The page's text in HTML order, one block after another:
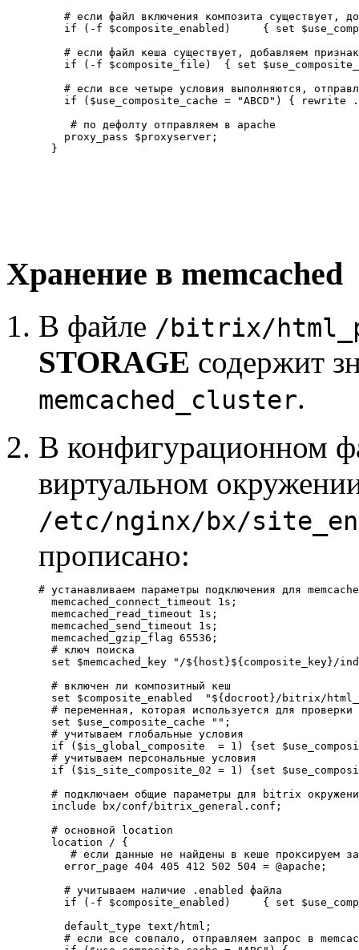
# если файл включения композита существует,
if (-f $composite_enabled)     { set
# если файл кеша существует, добавляем
if (-f $composite_file)  { set
# если все четыре условия выполняются,
if ($use_composite_cache = "ABCD") { rewrite
     # по дефолту отправляем в apache
    proxy_pass $proxyserver;
  }
Хранение в memcached
В файле /bitrix/
STORAGE содержит
memcached_cluster.
В конфигурационном
виртуальном
/etc/nginx/bx/
прописано:
# устанавливаем параметры подключения для
  memcached_connect_timeout 1s;
  memcached_read_timeout 1s;
  memcached_send_timeout 1s;
  memcached_gzip_flag 65536;
  # ключ поиска
set $memcached_key "/${host}${composite_key}/
  # включен ли композитный кеш
set $composite_enabled  "${docroot}/bitrix/
# переменная, которая используется для
  set $use_composite_cache "";
  # учитываем глобальные условия
if ($is_global_composite  = 1) {set
  # учитываем персональные условия
if ($is_site_composite_02 = 1) {set
# подключаем общие параметры для bitrix
  include bx/conf/bitrix_general.conf;
  # основной location
  location / {
# если данные не найдены в кеше проксируем
    error_page 404 405 412 502 504 = @apache;
    # учитываем наличие .enabled файла
if (-f $composite_enabled)     { set
    default_type text/html;
# если все совпало, отправляем запрос в